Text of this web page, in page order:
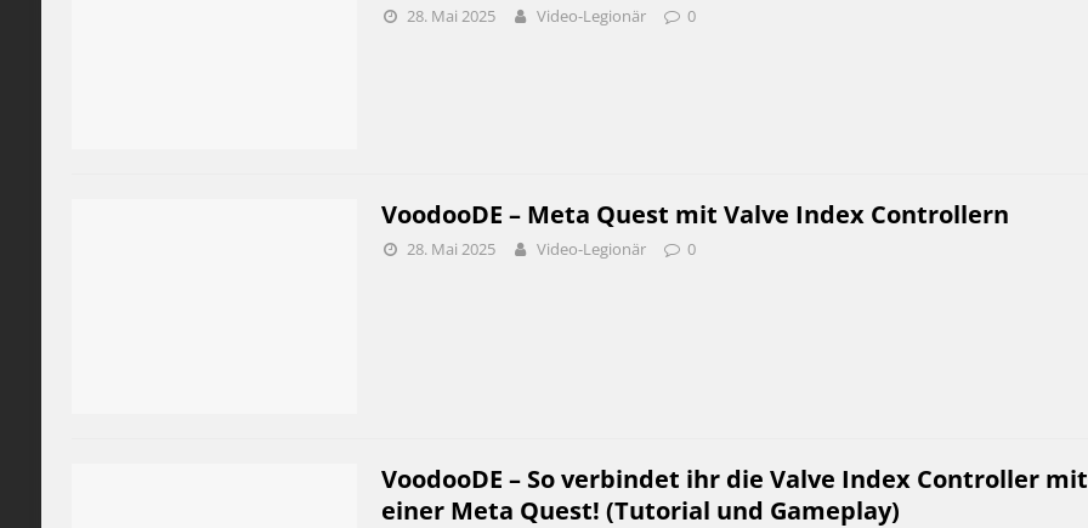
28. Mai 2025 Video-Legionär 0
VoodooDE – Meta Quest mit Valve Index Controllern
28. Mai 2025 Video-Legionär 0
VoodooDE – So verbindet ihr die Valve Index Controller mit
einer Meta Quest! (Tutorial und Gameplay)